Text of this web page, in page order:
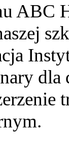
ABC